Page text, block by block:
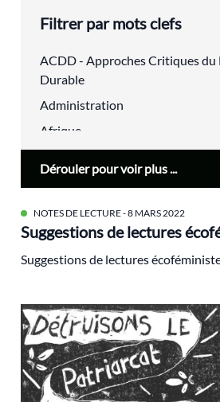
NOTES DE LECTURE- 8 MARS 2022
Suggestions de lectures
Suggestions de lectures
Filtrer par mots clefs
ACDD - Approches Critiques
Durable
Administration
Afrique
Alain Lipietz
Alimentation
Alsace
alternatives
analyse électorale
Anthropocène
Antoine Waechter
Archives
Dérouler pour voir plus ...